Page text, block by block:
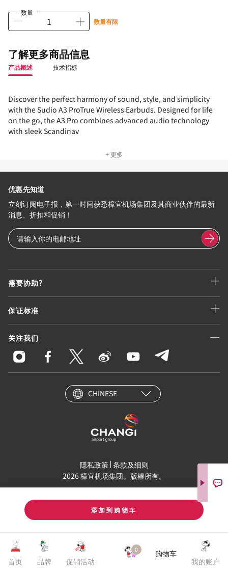
首页 品牌 促销活动
0
购物车
我的账户
添加到购物车
数量
数量有限
了解更多商品信息
产品概述 技术指标
Discover the perfect harmony of sound, style, and simplicity
with the Sudio A3 ProTrue Wireless Earbuds. Designed for life
on the go, the A3 Pro combines advanced audio technology
with sleek Scandinav
+ 更多
需要协助?
保证标准
关注我们
优惠先知道
立刻订阅电子报，第一时间获悉樟宜机场集团及其商业伙伴的最新
消息、折扣和促销！
CHINESE
隱私政策 条款及细则
2026 樟宜机场集团。版權所有。